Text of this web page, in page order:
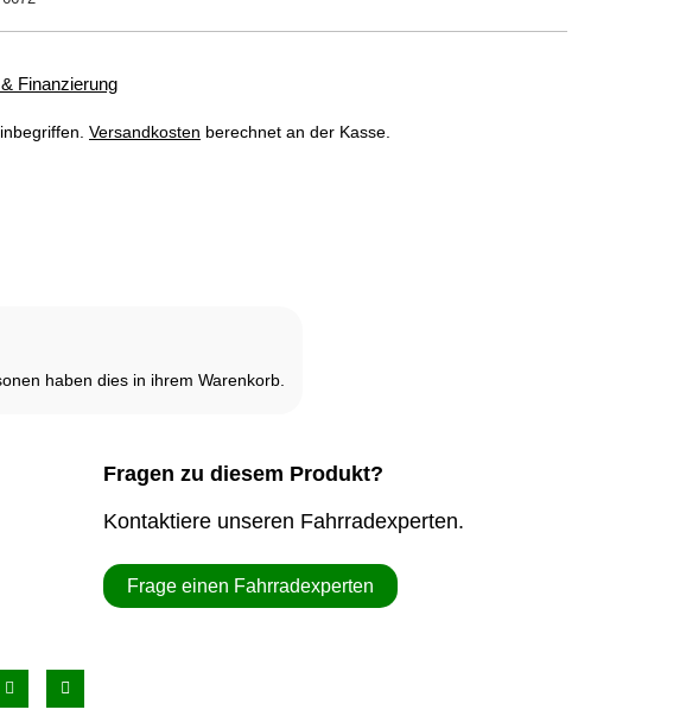
Finanzierung
Versandkosten berechnet an der Kasse.
haben dies in ihrem Warenkorb.
Fragen zu diesem Produkt?
Kontaktiere unseren Fahrradexperten.
Frage einen Fahrradexperten